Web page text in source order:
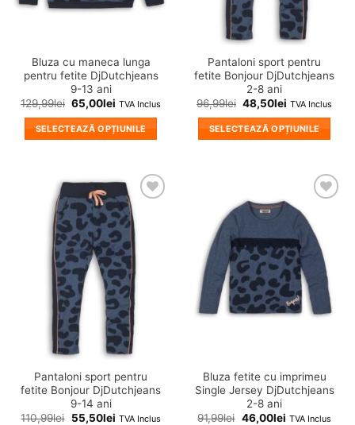
pagina
pagina
produsului.
Bluza cu maneca lunga
pentru fetite DjDutchjeans
9-13 ani
129,99lei 65,00lei TVA Inclus
SELECTEAZĂ OPȚIUNILE
are
mai
multe
variații.
Opțiunile
pot
alese
pagina
produsului.
Pantaloni sport pentru
fetite Bonjour DjDutchjeans
2-8 ani
96,99lei 48,50lei TVA Inclus
SELECTEAZĂ OPȚIUNILE
multe
Opțiunile
pot
fi
alese
în
Adauga
wishlist!
Pantaloni sport pentru
fetite Bonjour DjDutchjeans
9-14 ani
110,99lei 55,50lei TVA Inclus
Adauga
in
wishlist!
Bluza fetite cu imprimeu
Single Jersey DjDutchjeans
2-8 ani
91,99lei 46,00lei TVA Inclus